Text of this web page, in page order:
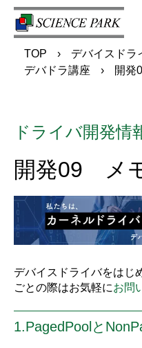
TOP
デバイスドラ
デバドラ講座
開発
ドライバ開発情
開発09 メ
デバイスドライバをはじ
ごとの際はお気軽にお問
1.PagedPoolと